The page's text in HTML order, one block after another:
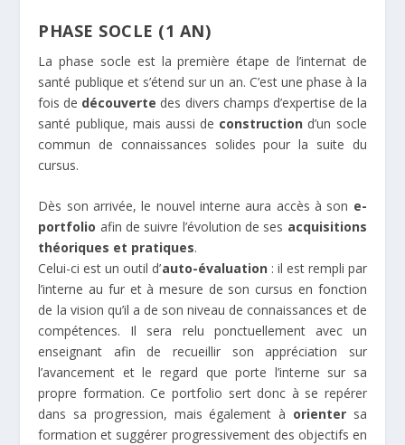
PHASE SOCLE (1 AN)
La phase socle est la première étape de l’internat de
santé publique et s’étend sur un an. C’est une phase à la
fois de découverte des divers champs d’expertise de la
santé publique, mais aussi de construction d’un socle
commun de connaissances solides pour la suite du
cursus.
Dès son arrivée, le nouvel interne aura accès à son e-
portfolio afin de suivre l’évolution de ses acquisitions
théoriques et pratiques.
Celui-ci est un outil d’auto-évaluation : il est rempli par
l’interne au fur et à mesure de son cursus en fonction
de la vision qu’il a de son niveau de connaissances et de
compétences. Il sera relu ponctuellement avec un
enseignant afin de recueillir son appréciation sur
l’avancement et le regard que porte l’interne sur sa
propre formation. Ce portfolio sert donc à se repérer
dans sa progression, mais également à orientersa
formation et suggérer progressivement des objectifs en